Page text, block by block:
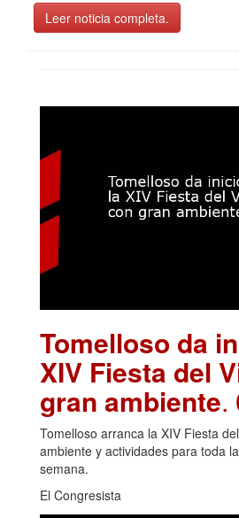
Leer noticia completa.
Tomelloso da
XIV Fiesta del
gran ambiente.
Tomelloso arranca la XIV Fiesta
ambiente y actividades para toda
semana.
El Congresista